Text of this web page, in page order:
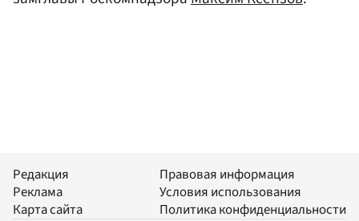
Редакция
Реклама
Карта сайта
Правовая информация
Условия использования
Политика конфиденциальности